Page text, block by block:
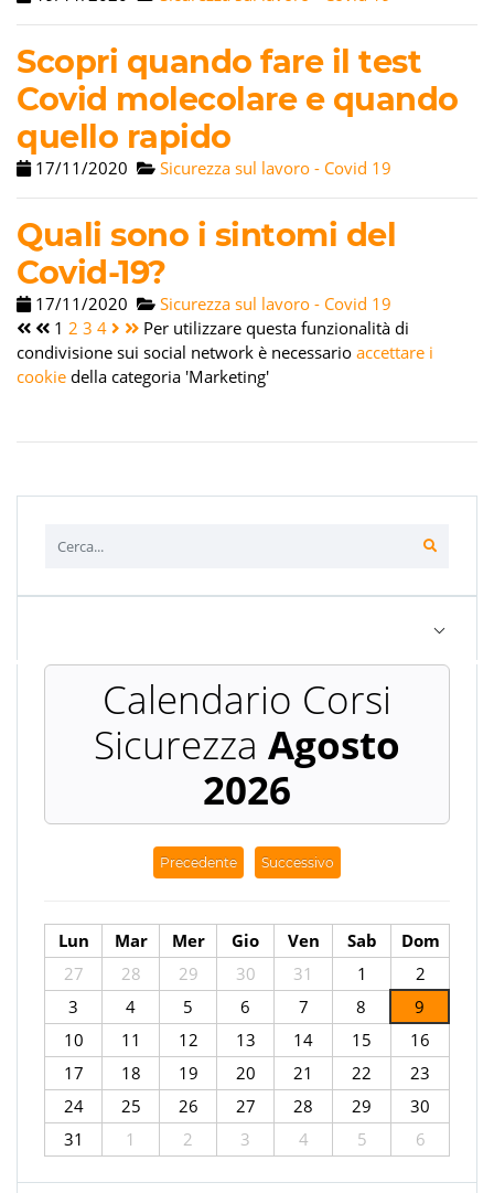
Scopri quando fare il test
Covid molecolare e quando
quello rapido
17/11/2020 Sicurezza sul lavoro - Covid 19
Quali sono i sintomi del
Covid-19?
17/11/2020
Sicurezza sul lavoro - Covid 19
1 2 3 4
Per utilizzare questa funzionalità di
condivisione sui social network è necessario accettare i
cookie della categoria 'Marketing'
Agosto
2026
Precedente Successivo
Lun Mar Mer Gio Ven Sab
Dom
27
28 29 30 31 1
2
3
4 5 6 7 8
9
10
11 12 13 14 15
16
17
18 19 20 21 22
23
24
25 26 27 28 29
30
31
1 2 3 4 5 6